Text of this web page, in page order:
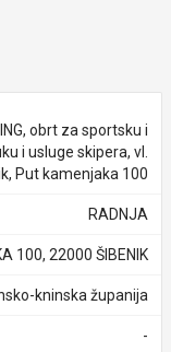
obrt za sportsku i
i usluge skipera, vl.
Put kamenjaka 100
RADNJA
100, 22000 ŠIBENIK
kninska županija
-